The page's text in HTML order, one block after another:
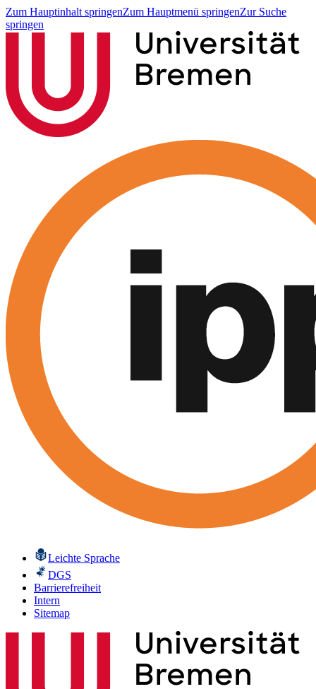
Zum Hauptinhalt springenZum Hauptmenü springenZur Suche
springen
Leichte Sprache
DGS
Barrierefreiheit
Intern
Sitemap